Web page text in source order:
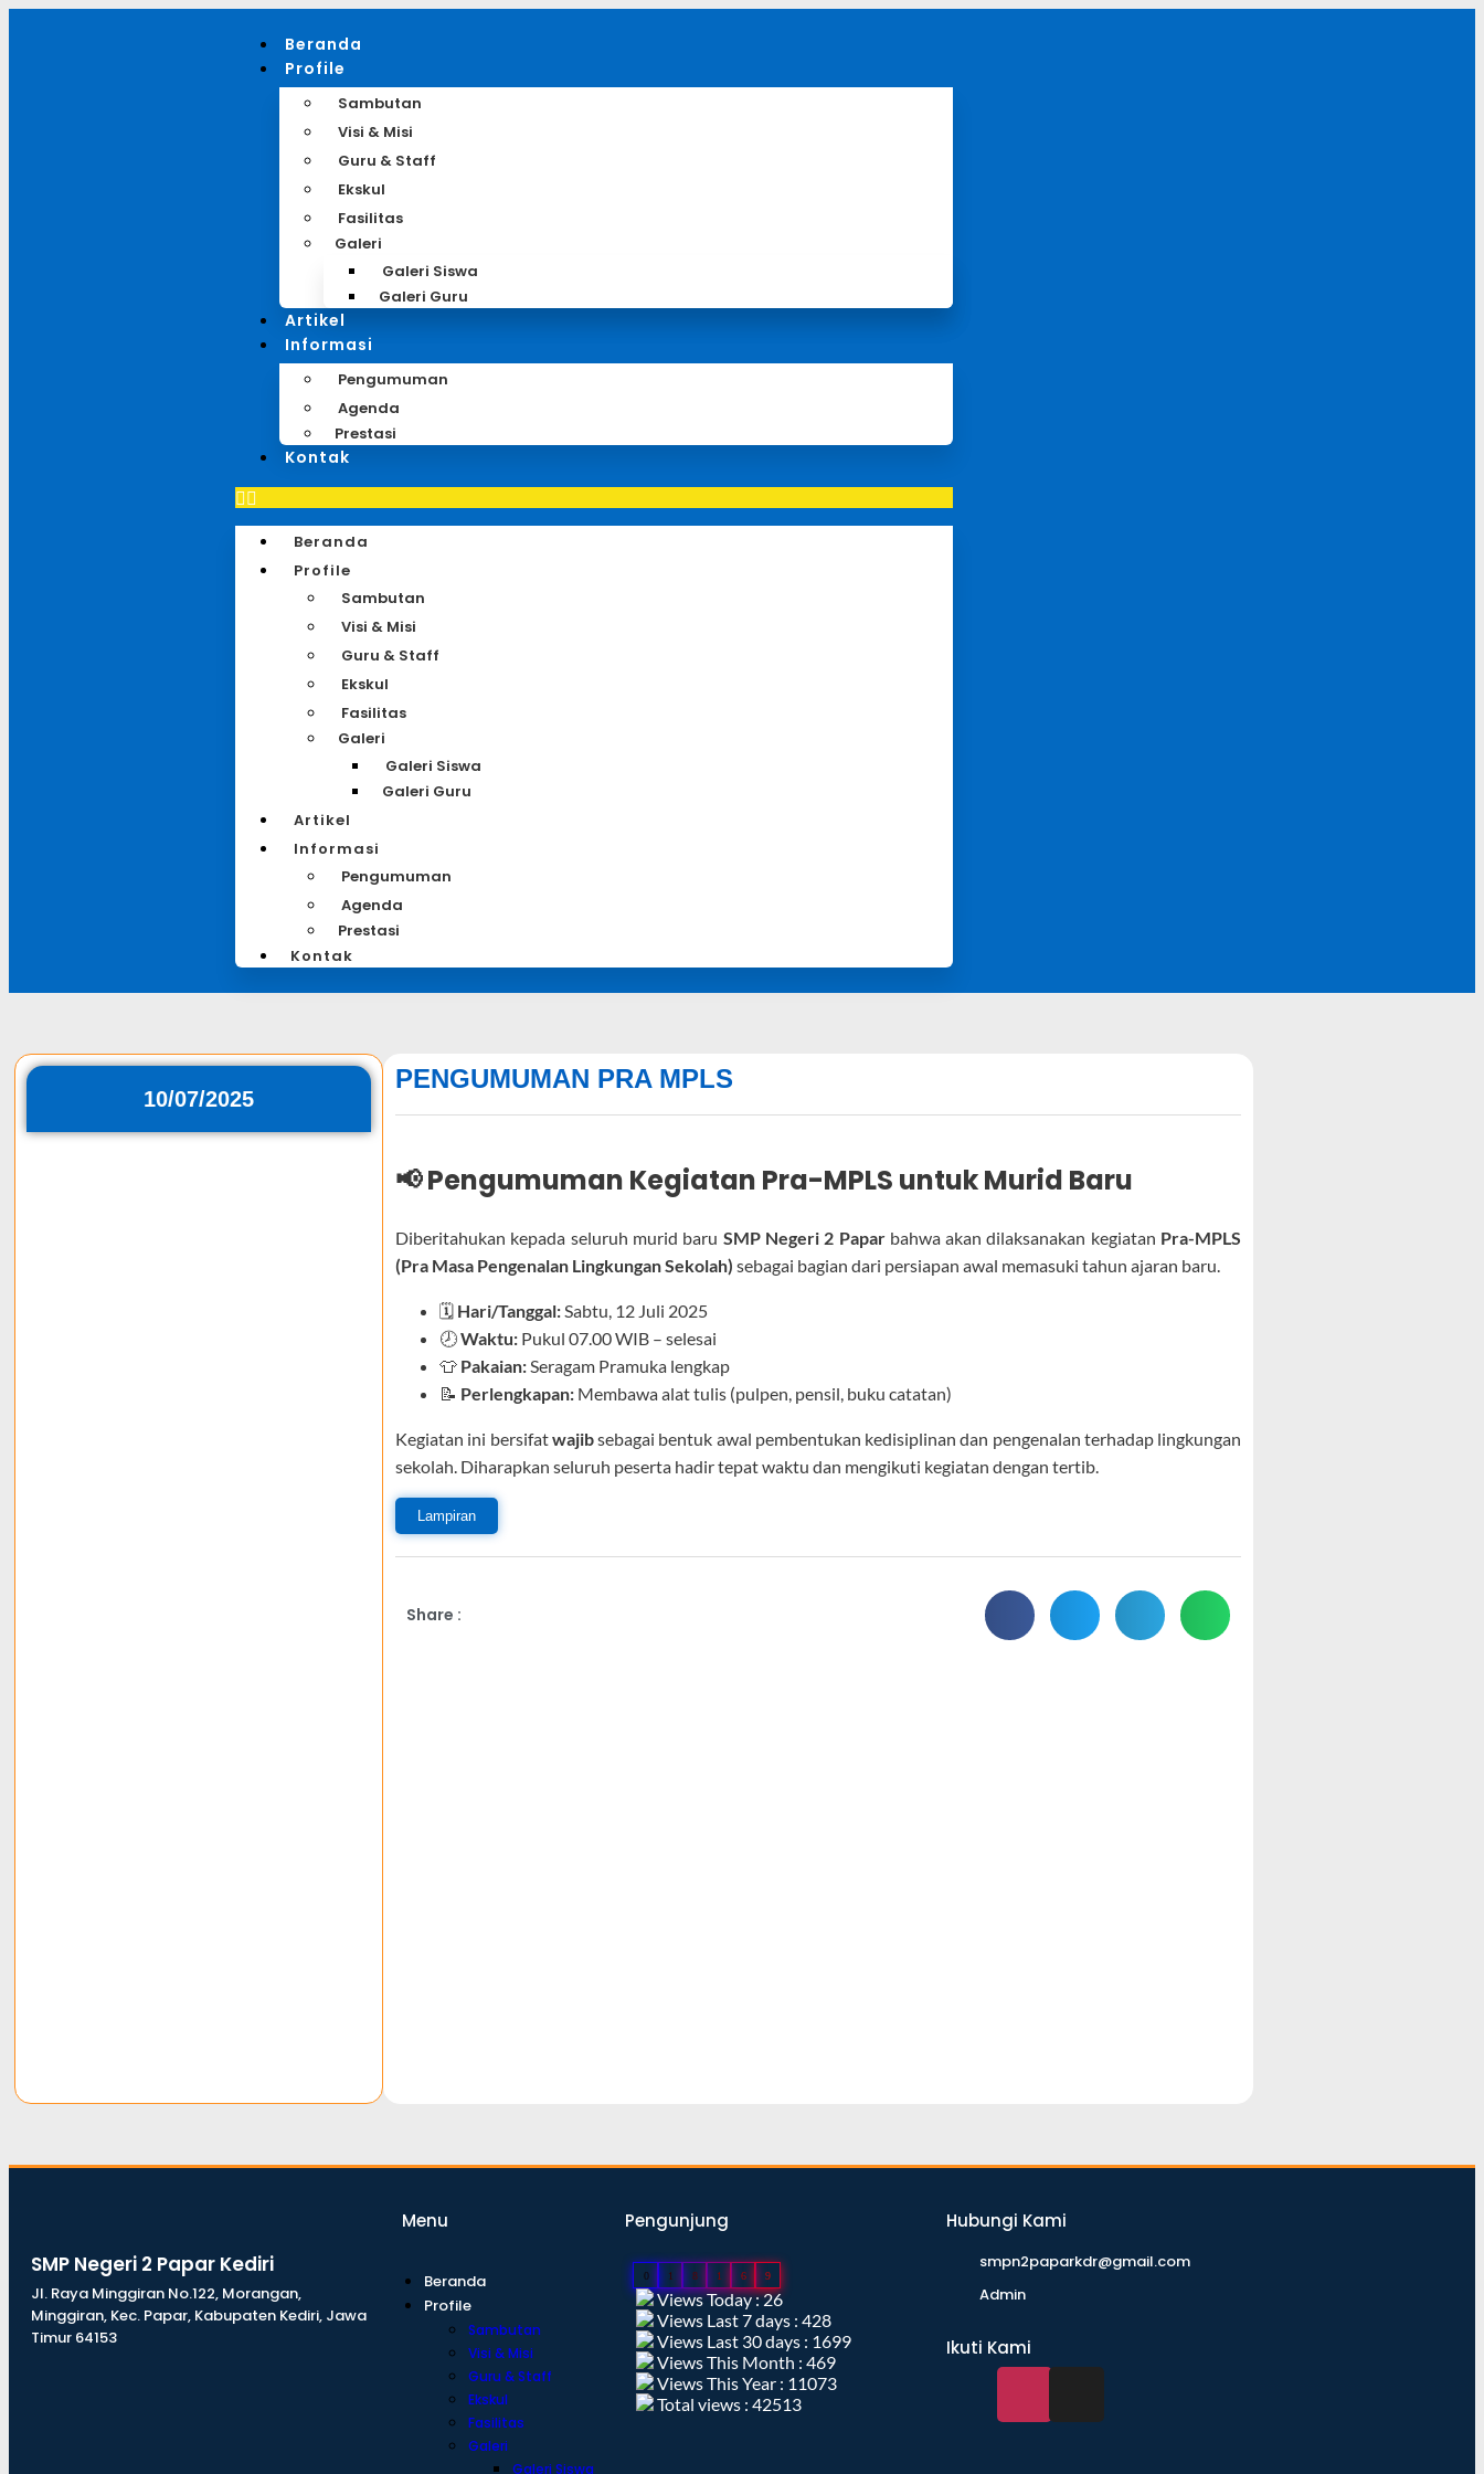
Beranda
Profile
Sambutan
Visi & Misi
Guru & Staff
Ekskul
Fasilitas
Galeri
Galeri Siswa
Galeri Guru
Artikel
Informasi
Pengumuman
Agenda
Prestasi
Kontak
Beranda
Profile
Sambutan
Visi & Misi
Guru & Staff
Ekskul
Fasilitas
Galeri
Galeri Siswa
Galeri Guru
Artikel
Informasi
Pengumuman
Agenda
Prestasi
Kontak
10/07/2025
PENGUMUMAN PRA MPLS
📢 Pengumuman Kegiatan Pra-MPLS untuk Murid Baru
Diberitahukan kepada seluruh murid baru SMP Negeri 2 Paparbahwa akan dilaksanakan kegiatan Pra-MPLS
(Pra Masa Pengenalan Lingkungan Sekolah) sebagai bagian dari persiapan awal memasuki tahun ajaran baru.
🗓️ Hari/Tanggal:Sabtu, 12 Juli 2025
🕗Waktu: Pukul 07.00 WIB – selesai
👕 Pakaian:Seragam Pramuka lengkap
📝 Perlengkapan: Membawa alat tulis (pulpen, pensil, buku catatan)
Kegiatan ini bersifatwajibsebagai bentuk awal pembentukan kedisiplinan dan pengenalan terhadap lingkungan
sekolah. Diharapkan seluruh peserta hadir tepat waktu dan mengikuti kegiatan dengan tertib.
Lampiran
Share :
SMP Negeri 2 Papar Kediri
Jl. Raya Minggiran No.122, Morangan,
Minggiran, Kec. Papar, Kabupaten Kediri, Jawa
Timur 64153
Menu
Beranda
Profile
Sambutan
Visi & Misi
Guru & Staff
Ekskul
Fasilitas
Galeri
Galeri Siswa
Pengunjung
0 1 8 1 6 9
Views Today : 26
Views Last 7 days : 428
Views Last 30 days : 1699
Views This Month : 469
Views This Year : 11073
Total views : 42513
Hubungi Kami
smpn2paparkdr@gmail.com
Admin
Ikuti Kami